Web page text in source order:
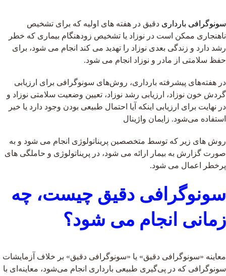
سونوگرافی بارداری دقیق در هفته های اولیه که برای تشخیص
ناهنجاری ممکن است در نوزاد یا تشخیص زودهنگام بیماری که خطر
رشد دارد و زندگی بعدی نوزاد را تهدید می کند انجام می شود، برای
حفظ سلامتی از مادر و نوزاد انجام می شود.
در هفته‌های پیشرفته بارداری، روش‌های سونوگرافی برای ارزیابی
گردش خون نوزاد، ارزیابی رشد نوزاد، تعیین وضعیت سلامتی نوزاد و
در نهایت برای ارزیابی اینکه آیا احتمال طبیعی بودن وجود دارد یا خیر
استفاده می‌شود. زایمان واژینال
روش های زیر که توسط متخصصین پریناتولوژی انجام می شود و به
صورت گزارش به بیمار ارائه می شود، در پریناتولوژی و حاملگی های
پرخطر اعمال می شود.
سونوگرافی دقیق چیست، چه
زمانی انجام می شود؟
معاینه «سونوگرافی دقیق» یا «سونوگرافی دقیق» بر خلاف آزمایشات
سونوگرافی که در پی‌گیری طبیعی بارداری انجام می‌شود، معاینه‌ای با